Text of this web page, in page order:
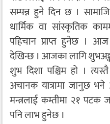
सम्पन्न हुने दिन छ ।
धार्मिक वा सांस्कृतिक
पहिचान प्राप्त हुनेछ ।
देखिन्छ । आजका लागि
शुभ दिशा पश्चिम हो ।
अचानक यात्रामा जानुछ
मन्त्रलाई कम्तीमा २१ पटक
पनि लाभ हुनेछ ।